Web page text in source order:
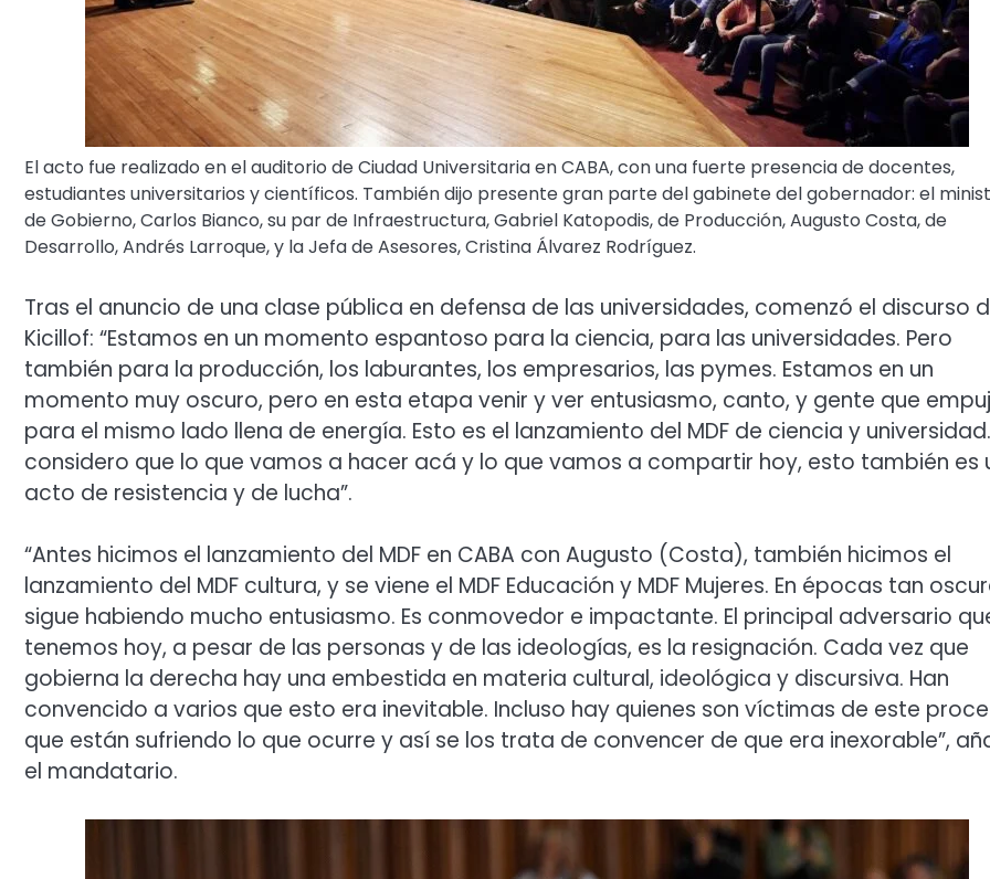
El acto fue realizado en el auditorio de Ciudad Universitaria en CABA, con una fuerte presencia de docentes,
estudiantes universitarios y científicos. También dijo presente gran parte del gabinete del gobernador: el
de Gobierno, Carlos Bianco, su par de Infraestructura, Gabriel Katopodis, de Producción, Augusto Costa, de
Desarrollo, Andrés Larroque, y la Jefa de Asesores, Cristina Álvarez Rodríguez.
Tras el anuncio de una clase pública en defensa de las universidades, comenzó el discurso
Kicillof: “Estamos en un momento espantoso para la ciencia, para las universidades. Pero
también para la producción, los laburantes, los empresarios, las pymes. Estamos en un
momento muy oscuro, pero en esta etapa venir y ver entusiasmo, canto, y gente que
para el mismo lado llena de energía. Esto es el lanzamiento del MDF de ciencia y
considero que lo que vamos a hacer acá y lo que vamos a compartir hoy, esto también es
acto de resistencia y de lucha”.
“Antes hicimos el lanzamiento del MDF en CABA con Augusto (Costa), también hicimos el
lanzamiento del MDF cultura, y se viene el MDF Educación y MDF Mujeres. En épocas tan
sigue habiendo mucho entusiasmo. Es conmovedor e impactante. El principal adversario
tenemos hoy, a pesar de las personas y de las ideologías, es la resignación. Cada vez que
gobierna la derecha hay una embestida en materia cultural, ideológica y discursiva. Han
convencido a varios que esto era inevitable. Incluso hay quienes son víctimas de este
que están sufriendo lo que ocurre y así se los trata de convencer de que era inexorable”,
el mandatario.